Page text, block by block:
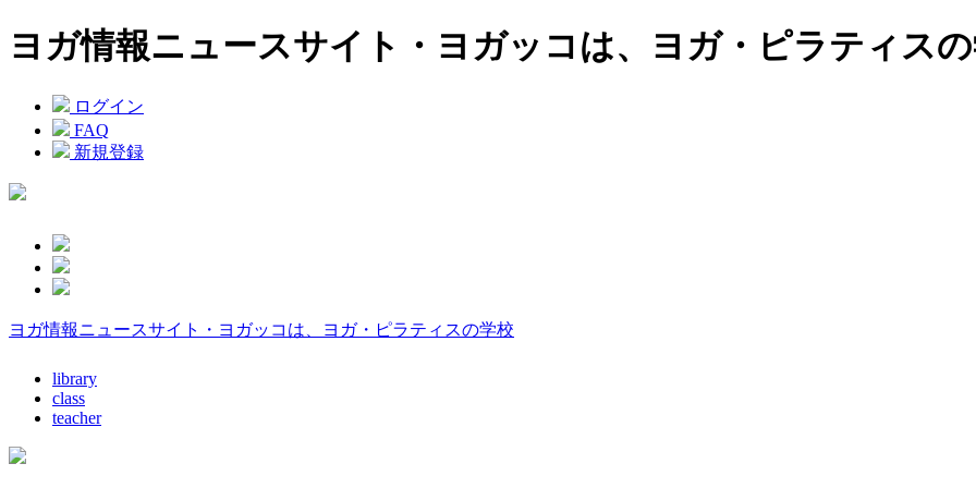
ヨガ情報ニュースサイト・ヨガッコは、ヨガ・ピラティス
ログイン
FAQ
新規登録
ヨガ情報ニュースサイト・ヨガッコは、ヨガ・ピラティスの学校
library
class
teacher